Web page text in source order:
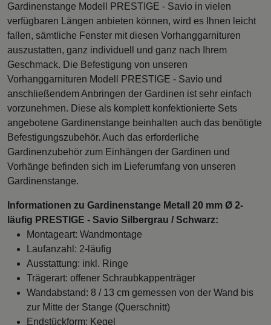
Gardinenstange Modell PRESTIGE - Savio in vielen
verfügbaren Längen anbieten können, wird es Ihnen leicht
fallen, sämtliche Fenster mit diesen Vorhanggarnituren
auszustatten, ganz individuell und ganz nach Ihrem
Geschmack. Die Befestigung von unseren
Vorhanggarnituren Modell PRESTIGE - Savio und
anschließendem Anbringen der Gardinen ist sehr einfach
vorzunehmen. Diese als komplett konfektionierte Sets
angebotene Gardinenstange beinhalten auch das benötigte
Befestigungszubehör. Auch das erforderliche
Gardinenzubehör zum Einhängen der Gardinen und
Vorhänge befinden sich im Lieferumfang von unseren
Gardinenstange.
Informationen zu Gardinenstange Metall 20 mm Ø 2-
läufig PRESTIGE - Savio Silbergrau / Schwarz:
Montageart: Wandmontage
Laufanzahl: 2-läufig
Ausstattung: inkl. Ringe
Trägerart: offener Schraubkappenträger
Wandabstand: 8 / 13 cm gemessen von der Wand bis
zur Mitte der Stange (Querschnitt)
Endstückform: Kegel